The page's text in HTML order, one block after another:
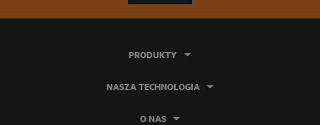
PRODUKTY
NASZA TECHNOLOGIA
O NAS